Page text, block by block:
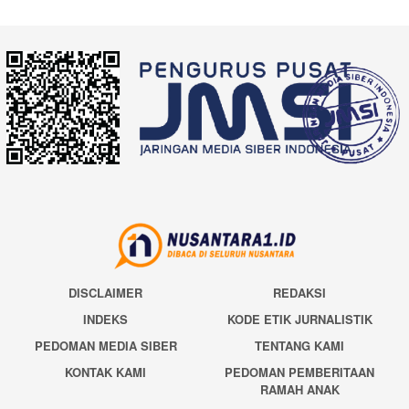
DISCLAIMER
REDAKSI
INDEKS
KODE ETIK JURNALISTIK
PEDOMAN MEDIA SIBER
TENTANG KAMI
KONTAK KAMI
PEDOMAN PEMBERITAAN
RAMAH ANAK